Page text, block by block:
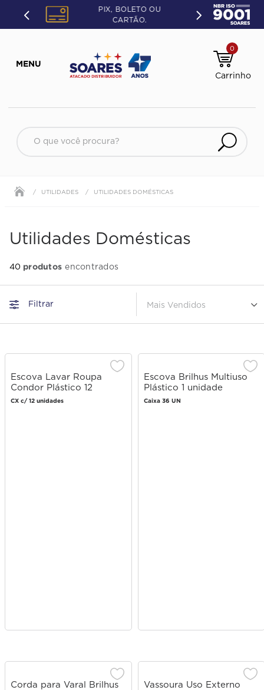
PIX, BOLETO OU
CARTÃO.
0
O que você procura?
UTILIDADES UTILIDADES DOMÉSTICAS
Utilidades Domésticas
40 produtos
Filtrar Mais Vendidos
Escova Lavar Roupa
Condor Plástico 12
unidades
CX c/ 12 unidades
Escova Brilhus Multiuso
Plástico 1 unidade
Caixa 36 UN
Corda para Varal Brilhus
Vassoura Uso Externo